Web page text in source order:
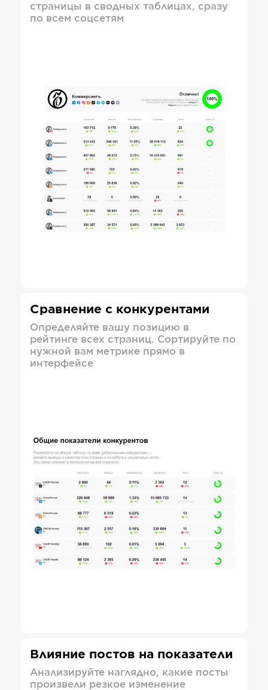
страницы в сводных таблицах, сразу
по всем соцсетям
Сравнение с конкурентами
Определяйте вашу позицию в
рейтинге всех страниц. Сортируйте по
нужной вам метрике прямо в
интерфейсе
Влияние постов на показатели
Анализируйте наглядно, какие посты
произвели резкое изменение